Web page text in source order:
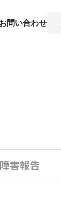
お問い合わせ
障害報告